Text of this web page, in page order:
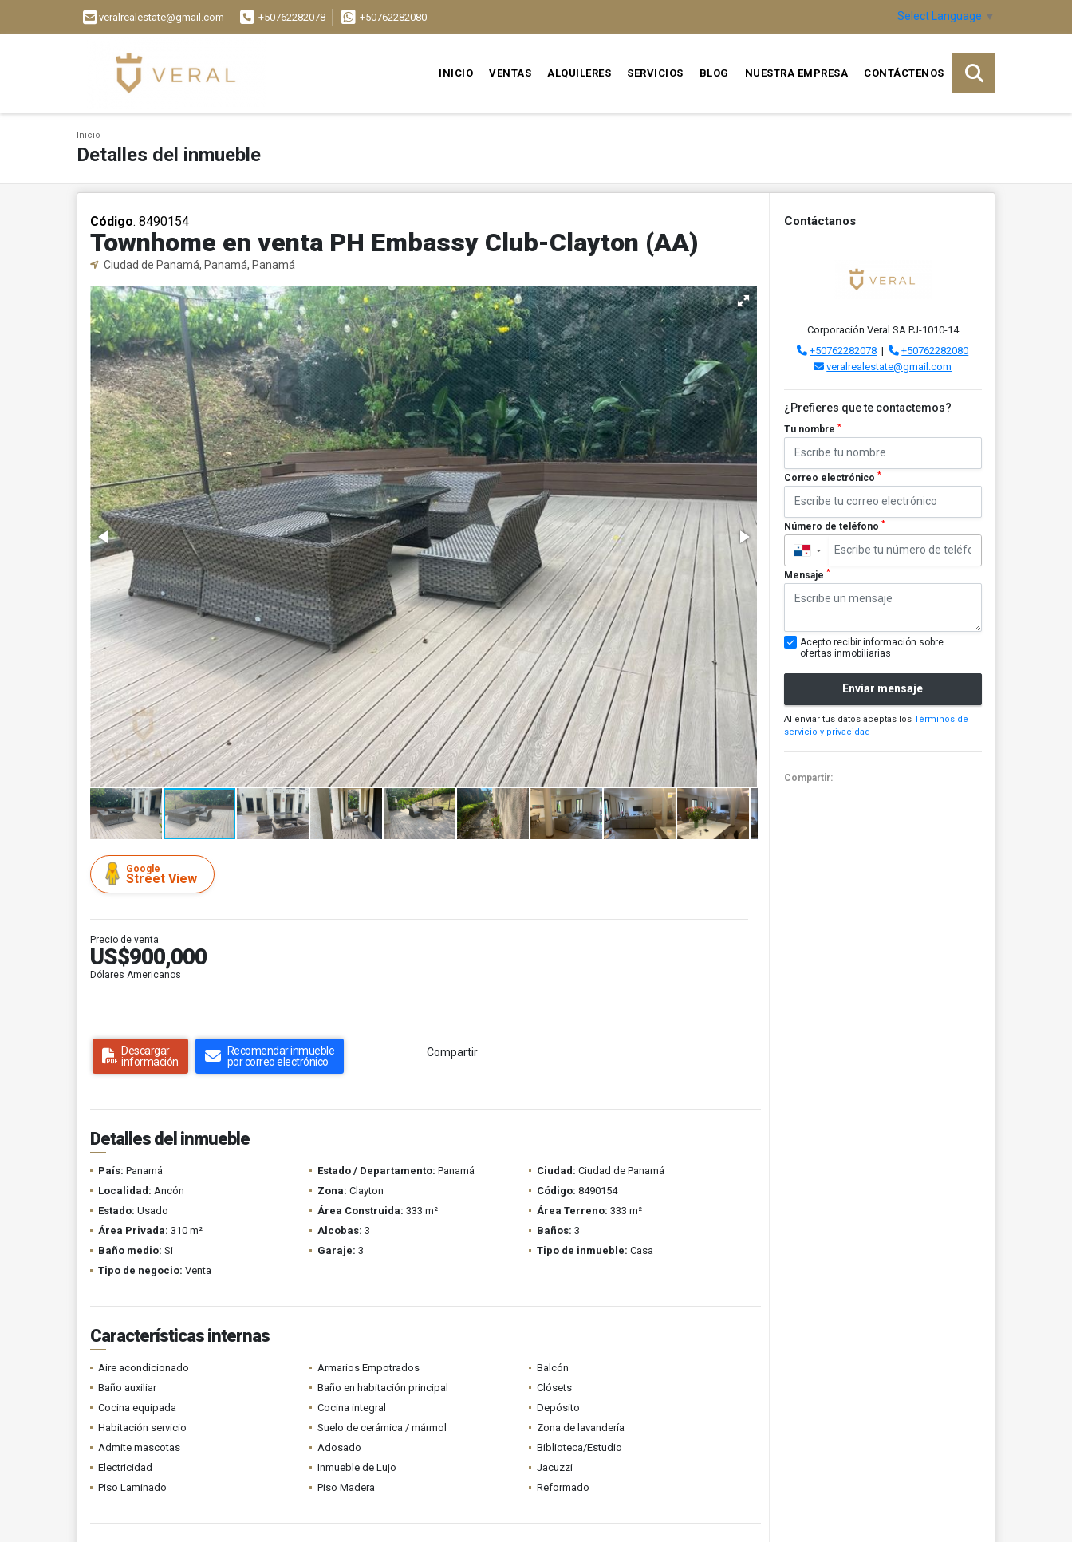
veralrealestate@gmail.com +50762282078 +50762282080 Select Language ▼
INICIO VENTAS ALQUILERES SERVICIOS BLOG NUESTRA EMPRESA CONTÁCTENOS
Inicio
Detalles del inmueble
Código. 8490154
Townhome en venta PH Embassy Club-Clayton (AA)
Ciudad de Panamá, Panamá, Panamá
Google
Street View
Precio de venta
US$900,000
Dólares Americanos
Descargar
información
Recomendar inmueble
por correo electrónico
Compartir
Detalles del inmueble
País: Panamá Estado / Departamento: Panamá Ciudad: Ciudad de Panamá
Localidad: Ancón Zona: Clayton Código: 8490154
Estado: Usado Área Construida: 333 m² Área Terreno: 333 m²
Área Privada: 310 m² Alcobas: 3 Baños: 3
Baño medio: Si Garaje: 3 Tipo de inmueble: Casa
Tipo de negocio: Venta
Características internas
Aire acondicionado Armarios Empotrados
Balcón
Baño auxiliar
Baño en habitación principal
Clósets
Cocina equipada
Cocina integral
Depósito
Habitación servicio
Suelo de cerámica / mármol
Zona de lavandería
Admite mascotas
Adosado
Biblioteca/Estudio
Electricidad
Inmueble de Lujo
Jacuzzi
Piso Laminado
Piso Madera Reformado
Contáctanos
Corporación Veral SA PJ-1010-14
+50762282078 |
+50762282080
veralrealestate@gmail.com
¿Prefieres que te contactemos?
Tu nombre *
Correo electrónico *
Número de teléfono *
▼
Mensaje *
Acepto recibir información sobre
ofertas inmobiliarias
Enviar mensaje
Al enviar tus datos aceptas los Términos de
servicio y privacidad
Compartir: